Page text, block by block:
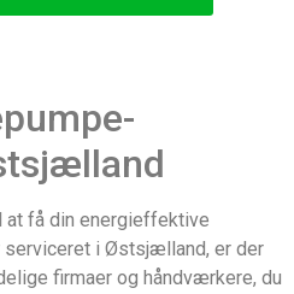
at få din energieffektive
serviceret i Østsjælland, er der
firmaer og håndværkere, du